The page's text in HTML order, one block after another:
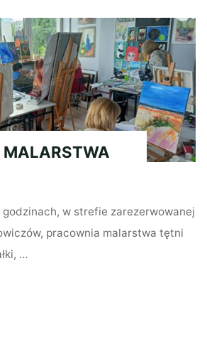
MALARSTWA
godzinach, w strefie zarezerwowanej
pracownia malarstwa tętni
…